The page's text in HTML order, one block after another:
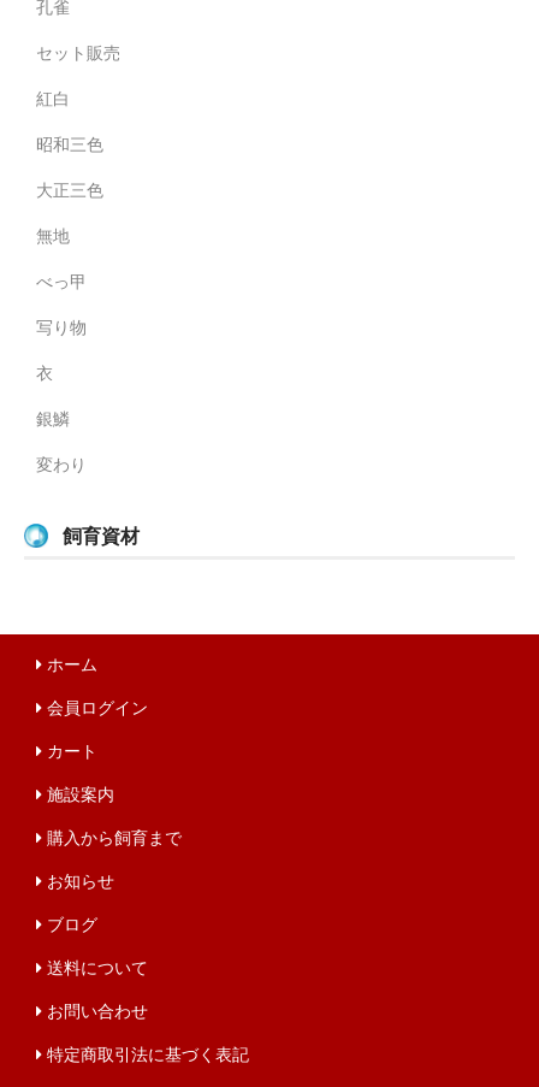
孔雀
セット販売
紅白
昭和三色
大正三色
無地
べっ甲
写り物
衣
銀鱗
変わり
飼育資材
ホーム
会員ログイン
カート
施設案内
購入から飼育まで
お知らせ
ブログ
送料について
お問い合わせ
特定商取引法に基づく表記